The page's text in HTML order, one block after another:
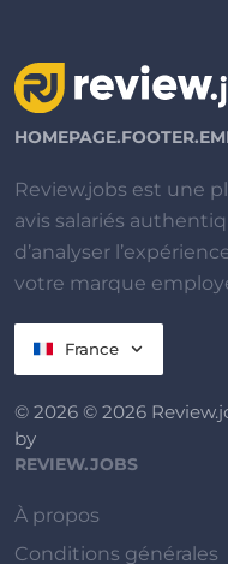
Review.jobs est une
avis salariés
d’analyser
votre marque
France
© 2026 © 2026
by
REVIEW.JOBS
À propos
Conditions générales